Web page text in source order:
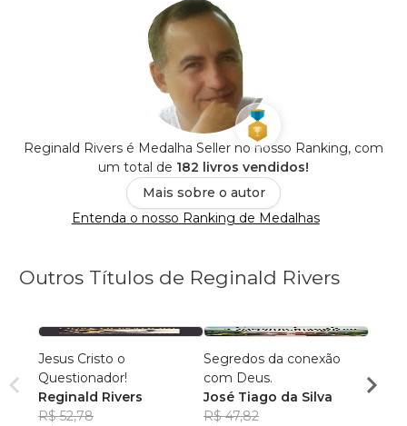
Reginald Rivers é Medalha Seller no nosso Ranking, com
um total de 182 livros vendidos!
Mais sobre o autor
Entenda o nosso Ranking de Medalhas
Outros Títulos de Reginald Rivers
Jesus Cristo o
Questionador!
Reginald Rivers
R$ 52,78
Segredos da conexão
com Deus.
José Tiago da Silva
R$ 47,82
José
R$